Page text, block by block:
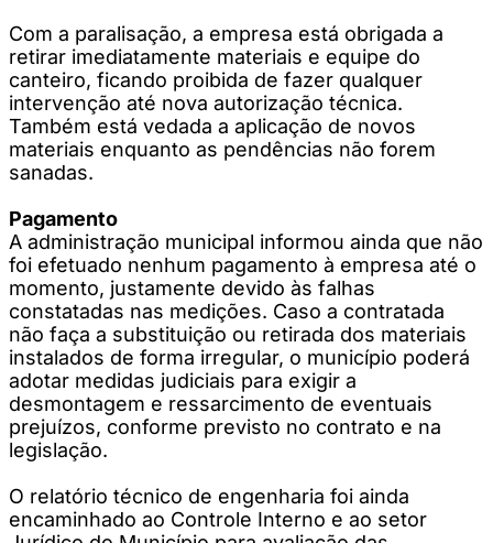
Com a paralisação, a empresa está obrigada a
retirar imediatamente materiais e equipe do
canteiro, ficando proibida de fazer qualquer
intervenção até nova autorização técnica.
Também está vedada a aplicação de novos
materiais enquanto as pendências não forem
sanadas.
Pagamento
A administração municipal informou ainda que não
foi efetuado nenhum pagamento à empresa até o
momento, justamente devido às falhas
constatadas nas medições. Caso a contratada
não faça a substituição ou retirada dos materiais
instalados de forma irregular, o município poderá
adotar medidas judiciais para exigir a
desmontagem e ressarcimento de eventuais
prejuízos, conforme previsto no contrato e na
legislação.
O relatório técnico de engenharia foi ainda
encaminhado ao Controle Interno e ao setor